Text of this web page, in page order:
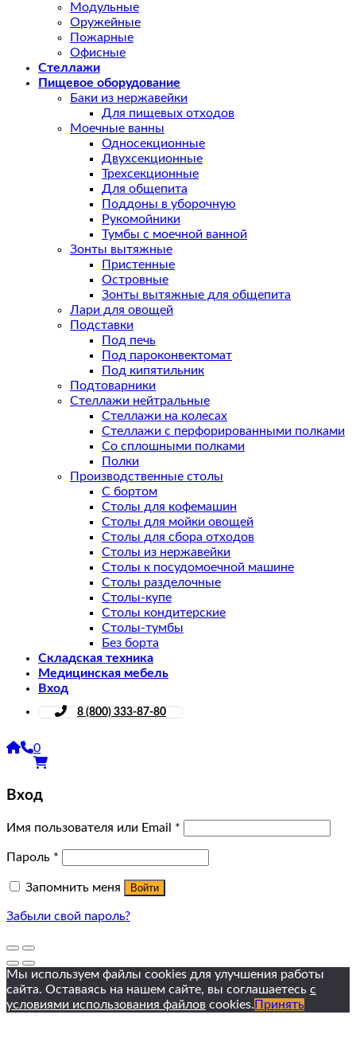
Модульные
Оружейные
Пожарные
Офисные
Стеллажи
Пищевое оборудование
Баки из нержавейки
Для пищевых отходов
Моечные ванны
Односекционные
Двухсекционные
Трехсекционные
Для общепита
Поддоны в уборочную
Рукомойники
Тумбы с моечной ванной
Зонты вытяжные
Пристенные
Островные
Зонты вытяжные для общепита
Лари для овощей
Подставки
Под печь
Под пароконвектомат
Под кипятильник
Подтоварники
Стеллажи нейтральные
Стеллажи на колесах
Стеллажи с перфорированными полками
Со сплошными полками
Полки
Производственные столы
С бортом
Столы для кофемашин
Столы для мойки овощей
Столы для сбора отходов
Столы из нержавейки
Столы к посудомоечной машине
Столы разделочные
Столы-купе
Столы кондитерские
Столы-тумбы
Без борта
Складская техника
Медицинская мебель
Вход
8 (800) 333-87-80
0
Вход
Имя пользователя или Email *
Пароль *
Запомнить меня Войти
Забыли свой пароль?
Мы используем файлы cookies для улучшения работы
сайта. Оставаясь на нашем сайте, вы соглашаетесь с
условиями использования файлов cookies. Принять